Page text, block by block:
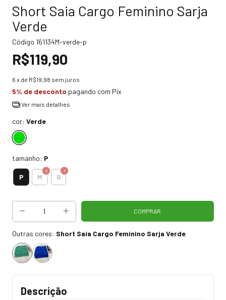
Short Saia Cargo Feminino Sarja
Verde
Código 161134M-verde-p
R$119,90
6 x de R$19,98 sem juros
5% de desconto pagando com Pix
Ver mais detalhes
cor: Verde
tamanho: P
P M G
Outras cores: Short Saia Cargo Feminino Sarja Verde
Descrição